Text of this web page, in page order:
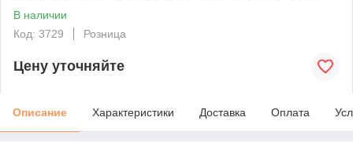
В наличии
Код: 3729
Розница
Цену уточняйте
Описание Характеристики Доставка Оплата